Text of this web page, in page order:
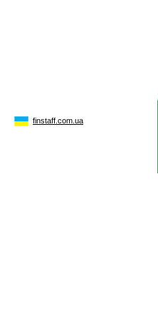
finstaff.com.ua